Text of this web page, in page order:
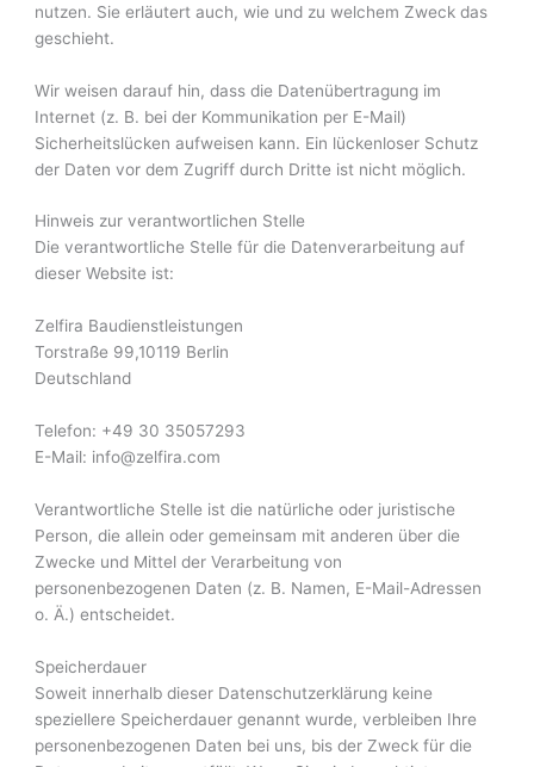
nutzen. Sie erläutert auch, wie und zu welchem Zweck das
geschieht.
Wir weisen darauf hin, dass die Datenübertragung im
Internet (z. B. bei der Kommunikation per E-Mail)
Sicherheitslücken aufweisen kann. Ein lückenloser Schutz
der Daten vor dem Zugriff durch Dritte ist nicht möglich.
Hinweis zur verantwortlichen Stelle
Die verantwortliche Stelle für die Datenverarbeitung auf
dieser Website ist:
Zelfira Baudienstleistungen
Torstraße 99,10119 Berlin
Deutschland
Telefon: +49 30 35057293
E-Mail: info@zelfira.com
Verantwortliche Stelle ist die natürliche oder juristische
Person, die allein oder gemeinsam mit anderen über die
Zwecke und Mittel der Verarbeitung von
personenbezogenen Daten (z. B. Namen, E-Mail-Adressen
o. Ä.) entscheidet.
Speicherdauer
Soweit innerhalb dieser Datenschutzerklärung keine
speziellere Speicherdauer genannt wurde, verbleiben Ihre
personenbezogenen Daten bei uns, bis der Zweck für die